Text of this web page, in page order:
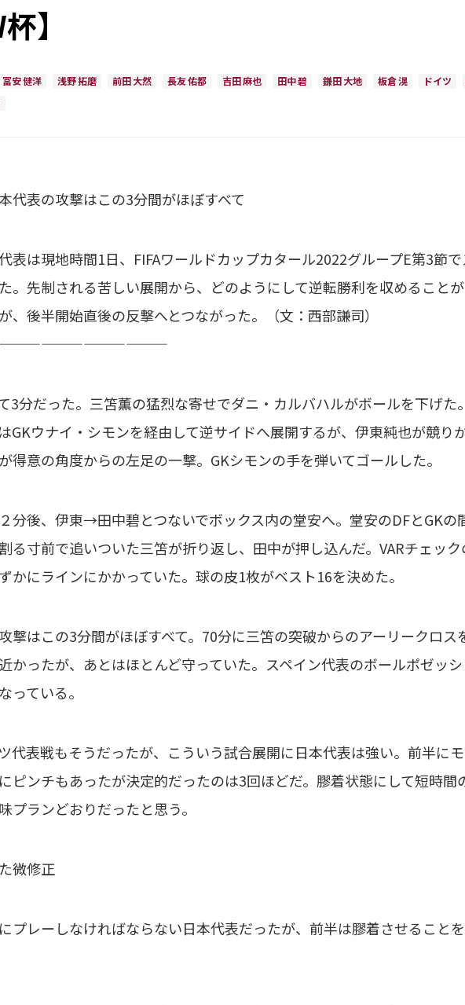
】
冨安 健洋 浅野 拓磨 前田 大然 長友 佑都 吉田 麻也 田中 碧 鎌田 大地 板倉 滉 ドイツ
代表の攻撃はこの3分間がほぼすべて
表は現地時間1日、FIFAワールドカップカタール2022グループE第3節
。先制される苦しい展開から、どのようにして逆転勝利を収めること
、後半開始直後の反撃へとつながった。（文：西部謙司）
3分だった。三笘薫の猛烈な寄せでダニ・カルバハルがボールを下げた
GKウナイ・シモンを経由して逆サイドへ展開するが、伊東純也が競り
得意の角度からの左足の一撃。GKシモンの手を弾いてゴールした。
分後、伊東→田中碧とつないでボックス内の堂安へ。堂安のDFとGKの
る寸前で追いついた三笘が折り返し、田中が押し込んだ。VARチェッ
かにラインにかかっていた。球の皮1枚がベスト16を決めた。
撃はこの3分間がほぼすべて。70分に三笘の突破からのアーリークロス
かったが、あとはほとんど守っていた。スペイン代表のボールポゼッ
っている。
代表戦もそうだったが、こういう試合展開に日本代表は強い。前半に
ピンチもあったが決定的だったのは3回ほどだ。膠着状態にして短時間
プランどおりだったと思う。
微修正
プレーしなければならない日本代表だったが、前半は膠着させること